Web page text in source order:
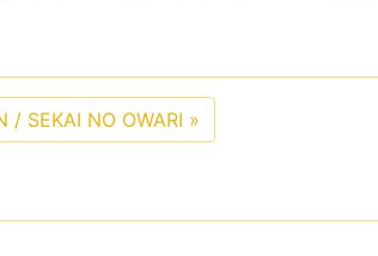
/ SEKAI NO OWARI »